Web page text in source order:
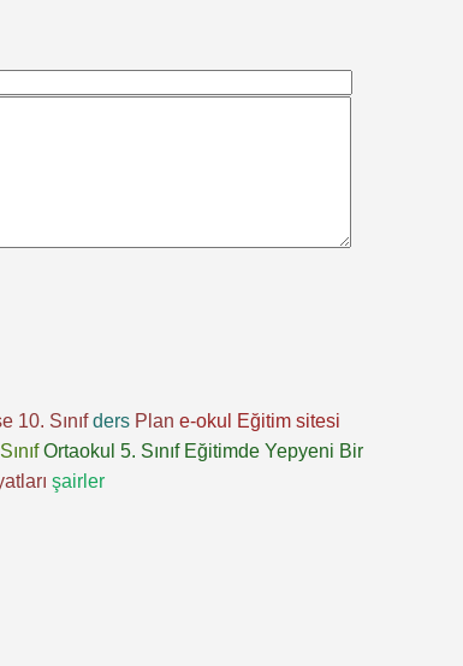
10. Sınıf ders Plan e-okul
Eğitim sitesi
Ortaokul 5. Sınıf Eğitimde Yepyeni Bir
şairler